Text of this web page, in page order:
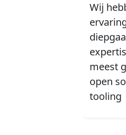
Wij
meest
open
tooling